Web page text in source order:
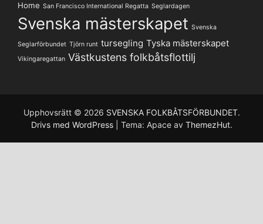
Home San Francisco International Regatta Seglardagen
Svenska mästerskapet Svenska
Seglarförbundet Tjörn runt tursegling Tyska mästerskapet
Vikingaregattan Västkustens folkbåtsflottilj
Upphovsrätt © 2026 SVENSKA FOLKBÅTSFÖRBUNDET.
Drivs med WordPress
Tema: Apace av ThemezHut.